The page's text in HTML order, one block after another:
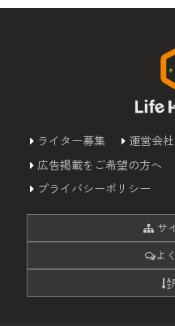
ライター募集 運営会社
広告掲載をご希望の方へ
プライバシーポリシー
サ
よ